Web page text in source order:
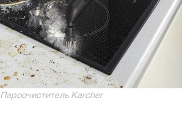
Пароочиститель Karcher